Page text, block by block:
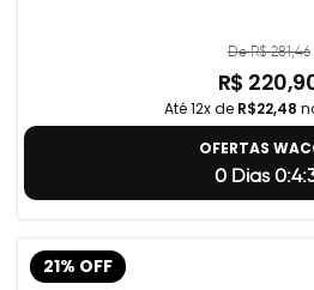
De R$ 281,46
R$
Até 12x de R$22,48
OFERTAS
0 Dias
21% OFF